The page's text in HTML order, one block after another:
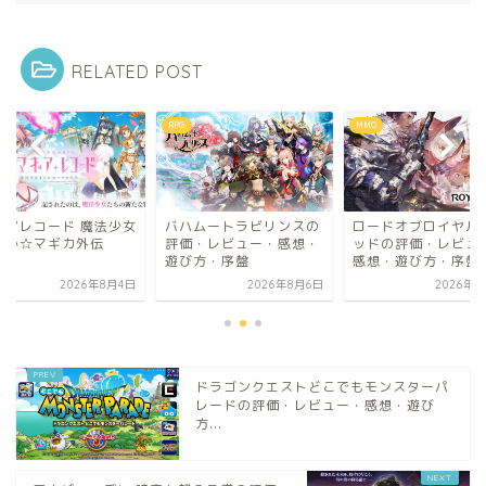
RELATED POST
ムートラビリンスの
レビュー・感想・
2026年8月6日
MMO
ロードオブロイヤルブラ
ッドの評価・レビュー・
感想・遊び方・序盤
2026年8月4日
RPG
マギアレコード 魔
まどか☆マギカ外伝
2026年8
ドラゴンクエストどこでもモンスターパ
レードの評価・レビュー・感想・遊び
方...